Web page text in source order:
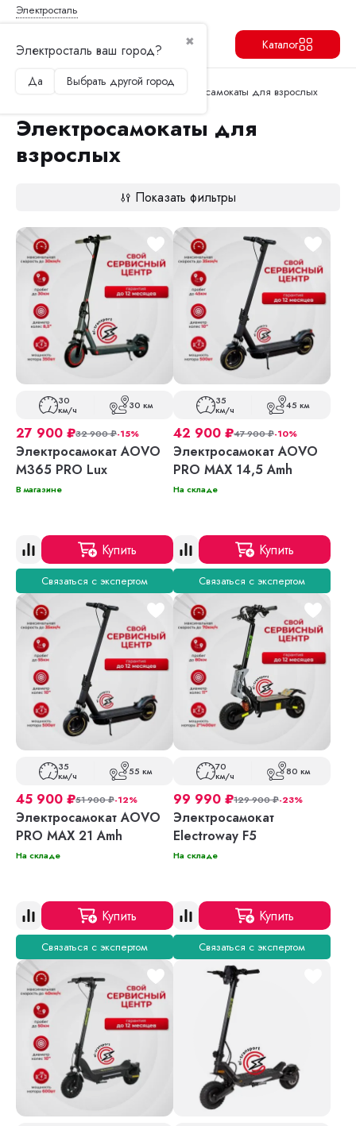
Электросталь
✖
Электросталь ваш город?
Да Выбрать другой город
Каталог
Главная Электросамокаты Электросамокаты для взрослых
Электросамокаты для
взрослых
Показать фильтры
30
км/ч 30 км
27 900 ₽32 900₽-15%
Электросамокат AOVO
M365 PRO Lux
В магазине
Купить
Связаться с экспертом
35
км/ч 45 км
42 900 ₽47 900₽-10%
Электросамокат AOVO
PRO MAX 14,5 Amh
На складе
Купить
Связаться с экспертом
35
км/ч 55 км
45 900 ₽51 900₽-12%
Электросамокат AOVO
PRO MAX 21 Amh
На складе
Купить
Связаться с экспертом
70
км/ч 80 км
99 990 ₽129 900₽-23%
Электросамокат
Electroway F5
На складе
Купить
Связаться с экспертом
Продолжить Перейти в корзину